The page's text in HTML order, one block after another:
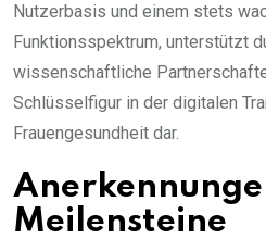
Nutzerbasis und einem stets
Funktionsspektrum, unterstützt
wissenschaftliche
Schlüsselfigur in der digitalen
Frauengesundheit dar.
Meilensteine